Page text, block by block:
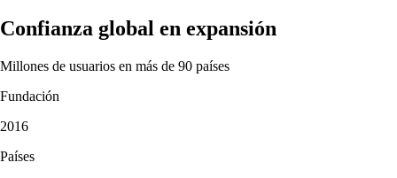
Confianza global en expansión
Millones de usuarios en más de 90 países
Fundación
2016
Países